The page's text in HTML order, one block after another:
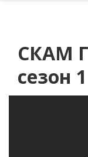
СКАМ
сезон